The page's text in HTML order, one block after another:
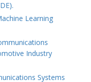
Learning
Industry
Systems